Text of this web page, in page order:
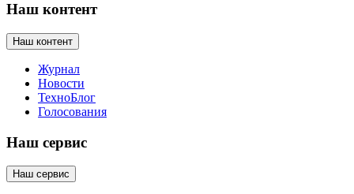
Наш контент
Наш контент
Журнал
Новости
ТехноБлог
Голосования
Наш сервис
Наш сервис